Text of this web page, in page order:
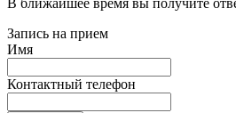
В ближайшее время вы получите
Запись на прием
Имя
Контактный телефон